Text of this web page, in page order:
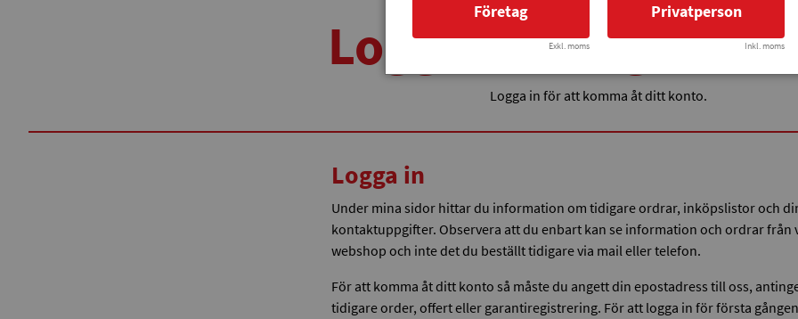
Logga in /
Logga in för att komma åt ditt konto.
Logga in
Under mina sidor hittar du information om tidigare ordrar, inköpslistor och
kontaktuppgifter. Observera att du enbart kan se information och ordrar från
webshop och inte det du beställt tidigare via mail eller telefon.
För att komma åt ditt konto så måste du angett din epostadress till oss,
tidigare order, offert eller garantiregistrering. För att logga in för första
Företag
Exkl. moms
Privatperson
Inkl. moms